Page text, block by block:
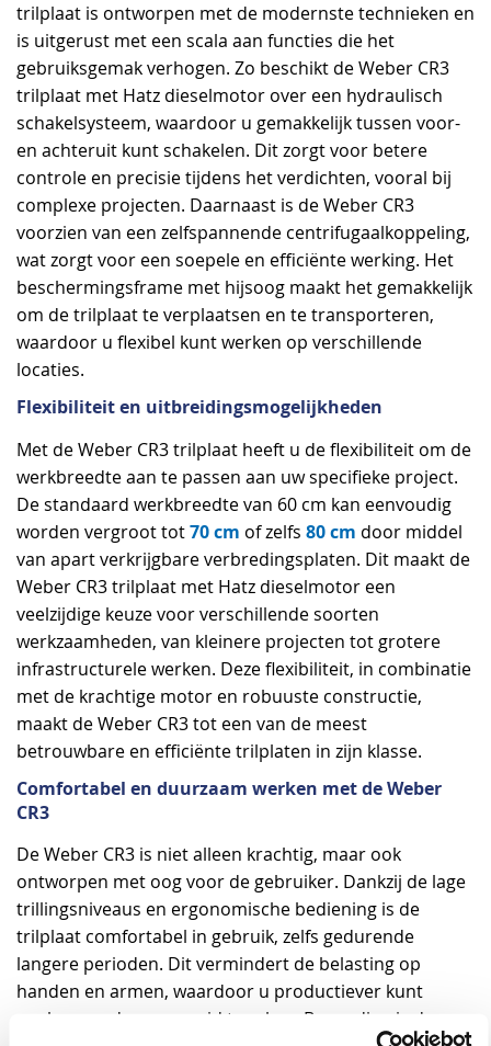
trilplaat is ontworpen met de modernste technieken en
is uitgerust met een scala aan functies die het
gebruiksgemak verhogen. Zo beschikt de Weber CR3
trilplaat met Hatz dieselmotor over een hydraulisch
schakelsysteem, waardoor u gemakkelijk tussen voor-
en achteruit kunt schakelen. Dit zorgt voor betere
controle en precisie tijdens het verdichten, vooral bij
complexe projecten. Daarnaast is de Weber CR3
voorzien van een zelfspannende centrifugaalkoppeling,
wat zorgt voor een soepele en efficiënte werking. Het
beschermingsframe met hijsoog maakt het gemakkelijk
om de trilplaat te verplaatsen en te transporteren,
waardoor u flexibel kunt werken op verschillende
locaties.
Flexibiliteit en uitbreidingsmogelijkheden
Met de Weber CR3 trilplaat heeft u de flexibiliteit om de
werkbreedte aan te passen aan uw specifieke project.
De standaard werkbreedte van 60 cm kan eenvoudig
worden vergroot tot70 cm of zelfs 80 cm door middel
van apart verkrijgbare verbredingsplaten. Dit maakt de
Weber CR3 trilplaat met Hatz dieselmotor een
veelzijdige keuze voor verschillende soorten
werkzaamheden, van kleinere projecten tot grotere
infrastructurele werken. Deze flexibiliteit, in combinatie
met de krachtige motor en robuuste constructie,
maakt de Weber CR3 tot een van de meest
betrouwbare en efficiënte trilplaten in zijn klasse.
Comfortabel en duurzaam werken met de Weber
CR3
De Weber CR3 is niet alleen krachtig, maar ook
ontworpen met oog voor de gebruiker. Dankzij de lage
trillingsniveaus en ergonomische bediening is de
trilplaat comfortabel in gebruik, zelfs gedurende
langere perioden. Dit vermindert de belasting op
handen en armen, waardoor u productiever kunt
werken zonder vermoeid te raken. Bovendien is de